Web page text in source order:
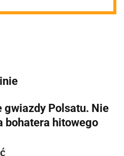
gwiazdy Polsatu. Nie
bohatera hitowego